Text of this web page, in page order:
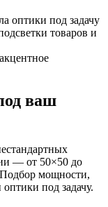
оптики под задачу
товаров и
ваш
— от 50×50 до
мощности,
под задачу.